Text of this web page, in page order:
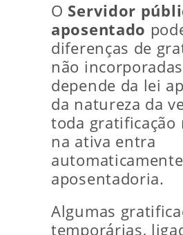
O Servidor
aposentado
diferenças de
não
depende da lei
da natureza da
toda gratificação
na ativa entra
aposentadoria.
Algumas
temporárias,